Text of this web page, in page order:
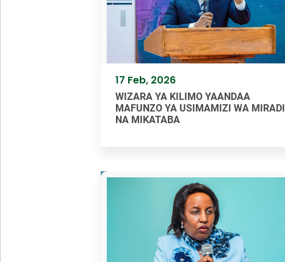
17 Feb, 2026
WIZARA YA KILIMO YAANDAA
MAFUNZO YA USIMAMIZI WA MIRADI
NA MIKATABA